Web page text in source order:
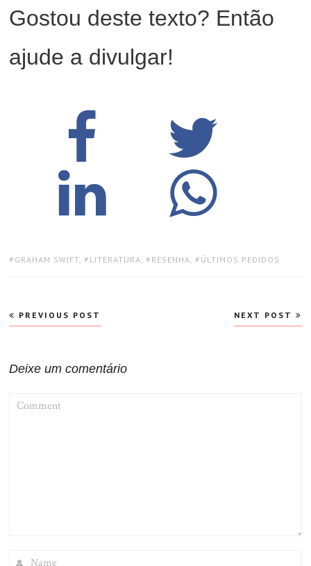
Gostou deste texto? Então
ajude a divulgar!
TAGS:
GRAHAM SWIFT, LITERATURA, RESENHA, ÚLTIMOS PEDIDOS
Navegação
de
PREVIOUS POST NEXT POST
Deixe um comentário